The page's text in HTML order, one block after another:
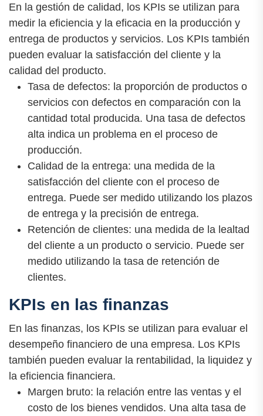
En la gestión de calidad, los KPIs se utilizan para
medir la eficiencia y la eficacia en la producción y
entrega de productos y servicios. Los KPIs también
pueden evaluar la satisfacción del cliente y la
calidad del producto.
Tasa de defectos: la proporción de productos o
servicios con defectos en comparación con la
cantidad total producida. Una tasa de defectos
alta indica un problema en el proceso de
producción.
Calidad de la entrega: una medida de la
satisfacción del cliente con el proceso de
entrega. Puede ser medido utilizando los plazos
de entrega y la precisión de entrega.
Retención de clientes: una medida de la lealtad
del cliente a un producto o servicio. Puede ser
medido utilizando la tasa de retención de
clientes.
KPIs en las finanzas
En las finanzas, los KPIs se utilizan para evaluar el
desempeño financiero de una empresa. Los KPIs
también pueden evaluar la rentabilidad, la liquidez y
la eficiencia financiera.
Margen bruto: la relación entre las ventas y el
costo de los bienes vendidos. Una alta tasa de